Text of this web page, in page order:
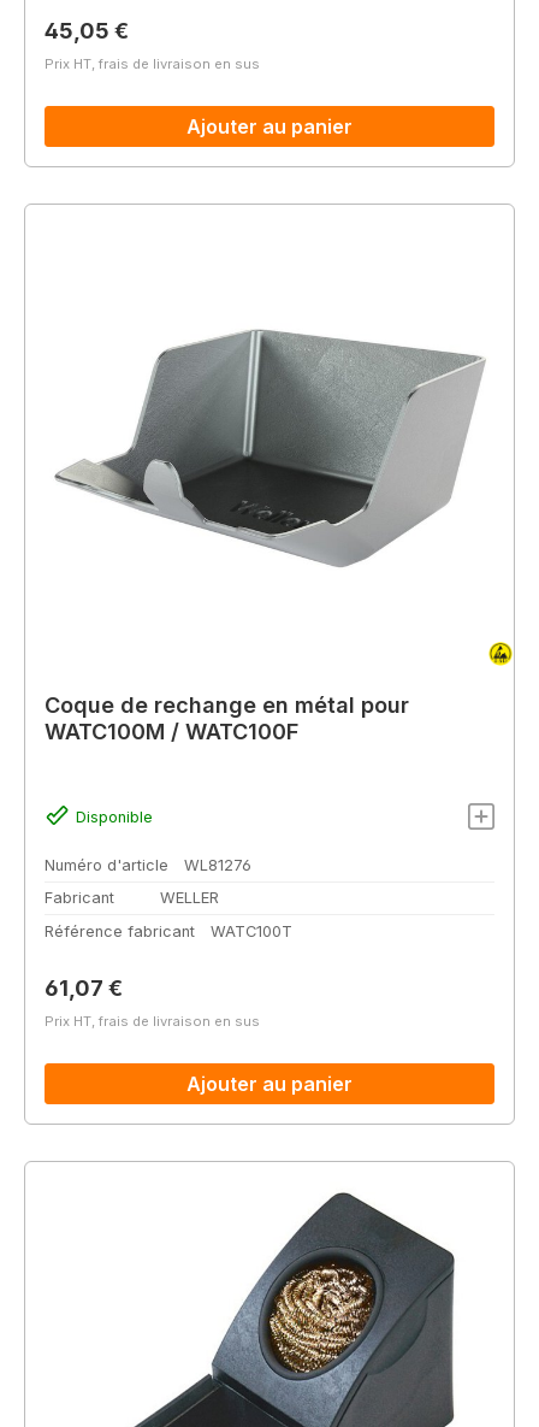
Prix régulier :
45,05 €
Prix HT, frais de livraison en sus
Ajouter au panier
Coque de rechange en métal pour
WATC100M / WATC100F
Disponible
Numéro d'article
WL81276
Fabricant
WELLER
Référence fabricant
WATC100T
Prix régulier :
61,07 €
Prix HT, frais de livraison en sus
Ajouter au panier